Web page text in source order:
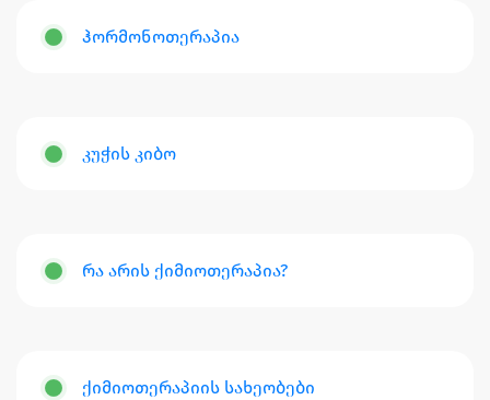
ჰორმონოთერაპია
კუჭის კიბო
რა არის ქიმიოთერაპია?
ქიმიოთერაპიის სახეობები